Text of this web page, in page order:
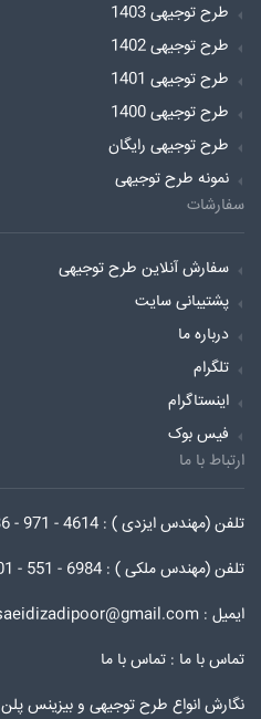
طرح توجیهی 1403
طرح توجیهی 1402
طرح توجیهی 1401
طرح توجیهی 1400
طرح توجیهی رایگان
نمونه طرح توجیهی
سفارشات
سفارش آنلاین طرح توجیهی
پشتیبانی سایت
درباره ما
تلگرام
اینستاگرام
فیس بوک
ارتباط با ما
تلفن (مهندس ایزدی ) : 4614 - 971 - 0936
تلفن (مهندس ملکی ) : 6984 - 551 - 0901
ایمیل : saeidizadipoor@gmail.com
تماس با ما : تماس با ما
نگارش انواع طرح توجیهی و بیزینس پلن